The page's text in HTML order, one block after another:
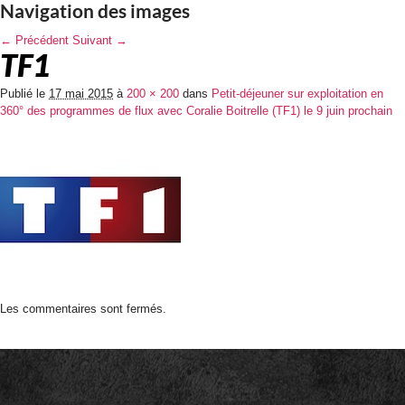
Navigation des images
← Précédent Suivant →
TF1
Publié le 17 mai 2015 à 200 × 200 dans Petit-déjeuner sur exploitation en
360° des programmes de flux avec Coralie Boitrelle (TF1) le 9 juin prochain
Les commentaires sont fermés.